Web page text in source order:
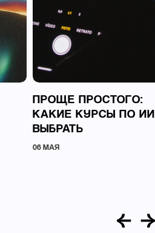
ПРОЩЕ ПРОСТОГО:
КАКИЕ КУРСЫ ПО ИИ
ВЫБРАТЬ
06 МАЯ